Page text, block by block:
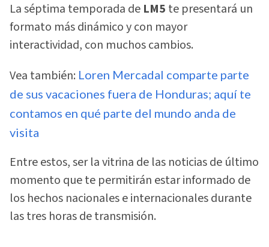
La séptima temporada de LM5 te presentará un
formato más dinámico y con mayor
interactividad, con muchos cambios.
Vea también: Loren Mercadal comparte parte
de sus vacaciones fuera de Honduras; aquí te
contamos en qué parte del mundo anda de
visita
Entre estos, ser la vitrina de las noticias de último
momento que te permitirán estar informado de
los hechos nacionales e internacionales durante
las tres horas de transmisión.